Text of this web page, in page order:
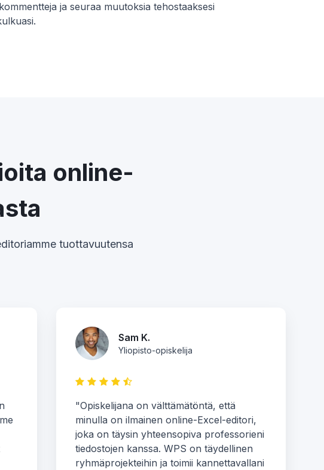
ja seuraa muutoksia tehostaaksesi
online-
tuottavuutensa
Sam K.
Yliopisto-opiskelija
"Opiskelijana on välttämätöntä, että
minulla on ilmainen online-Excel-editori,
joka on täysin yhteensopiva professorieni
tiedostojen kanssa. WPS on täydellinen
ryhmäprojekteihin ja toimii kannettavallani